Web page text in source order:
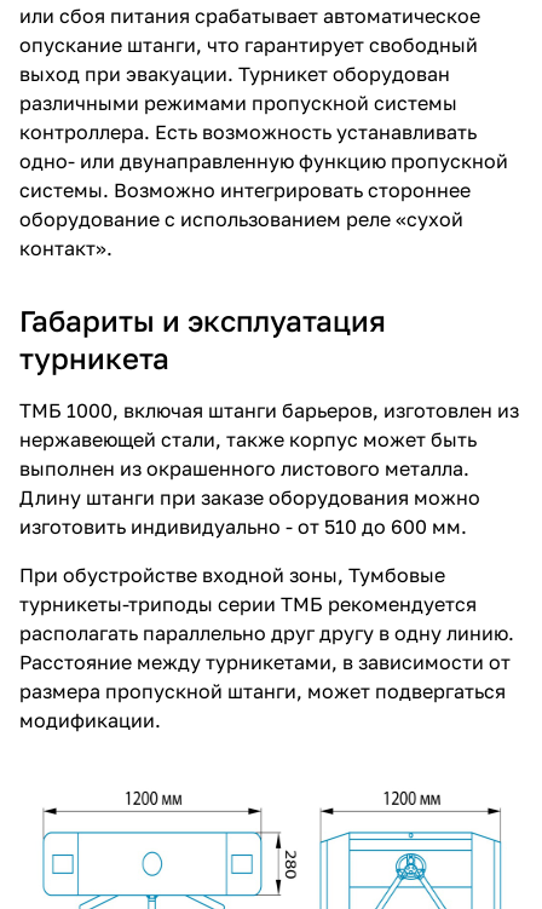
или сбоя питания срабатывает автоматическое
опускание штанги, что гарантирует свободный
выход при эвакуации. Турникет оборудован
различными режимами пропускной системы
контроллера. Есть возможность устанавливать
одно- или двунаправленную функцию пропускной
системы. Возможно интегрировать стороннее
оборудование с использованием реле «сухой
контакт».
Габариты и эксплуатация
турникета
ТМБ 1000, включая штанги барьеров, изготовлен из
нержавеющей стали, также корпус может быть
выполнен из окрашенного листового металла.
Длину штанги при заказе оборудования можно
изготовить индивидуально - от 510 до 600 мм.
При обустройстве входной зоны, Тумбовые
турникеты-триподы серии ТМБ рекомендуется
располагать параллельно друг другу в одну линию.
Расстояние между турникетами, в зависимости от
размера пропускной штанги, может подвергаться
модификации.